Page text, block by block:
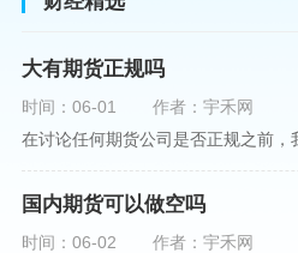
大有期货正规吗
时间：06-01
作者：宇禾网
国内期货可以做空吗
时间：06-02
作者：宇禾网